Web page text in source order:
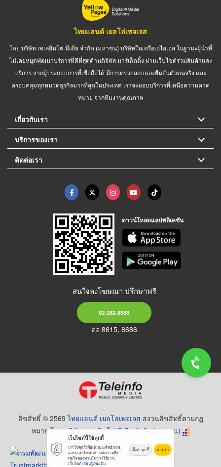
ไทยแลนด์ เยลโล่เพจเจส
โดย บริษัท เทเลอินโฟ มีเดีย จำกัด (มหาชน) บริษัทในเครือเอไอเอส ในฐานะผู้นำที่
ไม่เคยหยุดพัฒนาบริการที่ดีที่สุดด้านดิจิทัล มาร์เก็ตติ้ง ผ่านเว็บไซต์รวมสินค้าและ
บริการ จากผู้ประกอบการที่เชื่อถือได้ มีการตรวจสอบและยืนยันตัวตนจริง และ
ครอบคลุมทุกหมวดธุรกิจมากที่สุดในประเทศ เราจะมอบบริการที่เหนือความคาด
หมาย จากทีมงานคุณภาพ
เกี่ยวกับเรา
บริการของเรา
ติดต่อเรา
ดาวน์โหลดแอปพลิเคชัน
สนใจลงโฆษณา ปรึกษาฟรี
02-262-8888
ต่อ 8615, 8686
ลิขสิทธิ์ © 2569ไทยแลนด์ เยลโล่เพจเจส สงวนลิขสิทธิ์ตามกฏ
หมาย โดยบริษัท เทเลอินโฟ มีเดีย จำกัด (มหาชน)
เว็บไซต์นี้ใช้คุกกี้
เราใช้คุกกี้เพื่อเพิ่มประสิทธิภาพ
และมอบประสบการณ์ความพึง
พอใจของท่านในการใช้งาน
เว็บไซต์เรียนรู้เพิ่มเติม
ตั้งค่าคุกกี้ ยอมรับ